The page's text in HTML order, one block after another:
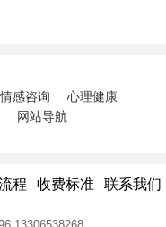
感咨询
心理健康
网站导航
程 收费标准 联系我们